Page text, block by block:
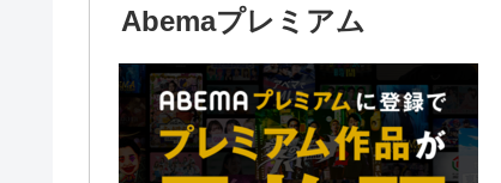
Abemaプレミアム